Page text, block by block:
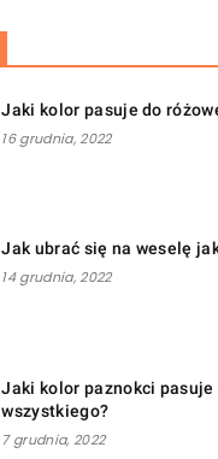
Jaki kolor pasuje do
16 grudnia, 2022
Jak ubrać się na weselę
14 grudnia, 2022
Jaki kolor paznokci pasuje
wszystkiego?
7 grudnia, 2022